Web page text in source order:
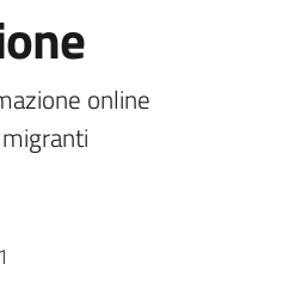
online